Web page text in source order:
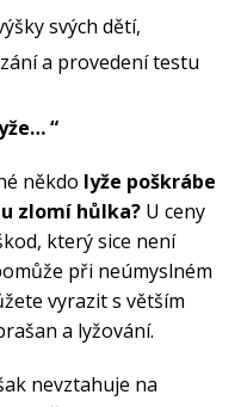
svých dětí,
a provedení testu
“
někdo lyže poškrábe
zlomí hůlka? U ceny
který sice není
při neúmyslném
vyrazit s větším
a lyžování.
nevztahuje na